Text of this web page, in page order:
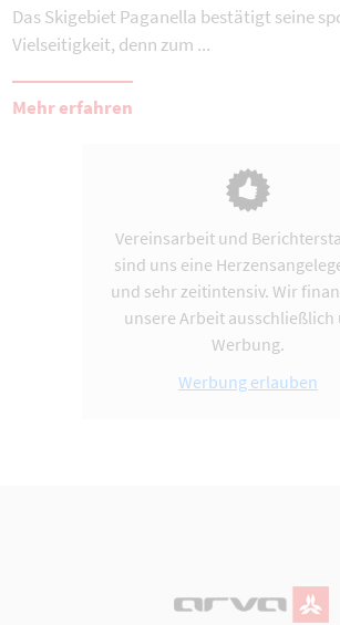
Das Skigebiet Paganella bestätigt seine
Vielseitigkeit, denn zum ...
Mehr erfahren
Vereinsarbeit und
sind uns eine
und sehr zeitintensiv. Wir
unsere Arbeit ausschließlich
Werbung.
Werbung erlauben